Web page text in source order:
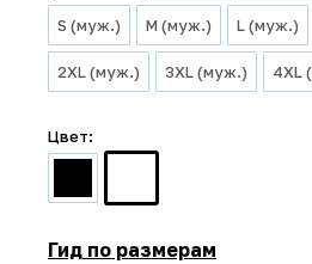
S (муж.) M (муж.) L (муж.)
2XL (муж.) 3XL (муж.) 4XL
Цвет:
Гид по размерам